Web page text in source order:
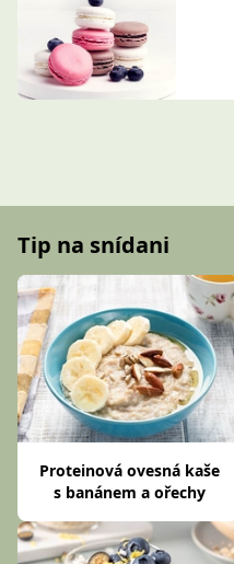
Tip na snídani
Proteinová ovesná kaše
s banánem a ořechy